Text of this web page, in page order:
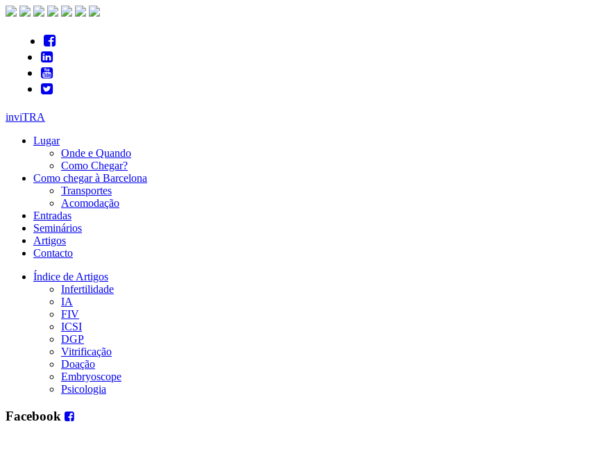
inviTRA
Lugar
Onde e Quando
Como Chegar?
Como chegar à Barcelona
Transportes
Acomodação
Entradas
Seminários
Artigos
Contacto
Índice de Artigos
Infertilidade
IA
FIV
ICSI
DGP
Vitrificação
Doação
Embryoscope
Psicologia
Facebook